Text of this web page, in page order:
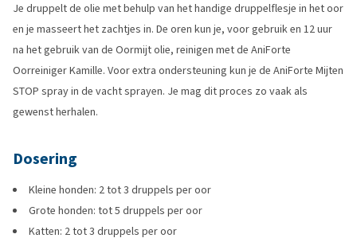
Je druppelt de olie met behulp van het handige druppelflesje in het oor
en je masseert het zachtjes in. De oren kun je, voor gebruik en 12 uur
na het gebruik van de Oormijt olie, reinigen met de AniForte
Oorreiniger Kamille. Voor extra ondersteuning kun je de AniForte Mijten
STOP spray in de vacht sprayen. Je mag dit proces zo vaak als
gewenst herhalen.
Dosering
Kleine honden: 2 tot 3 druppels per oor
Grote honden: tot 5 druppels per oor
Katten: 2 tot 3 druppels per oor